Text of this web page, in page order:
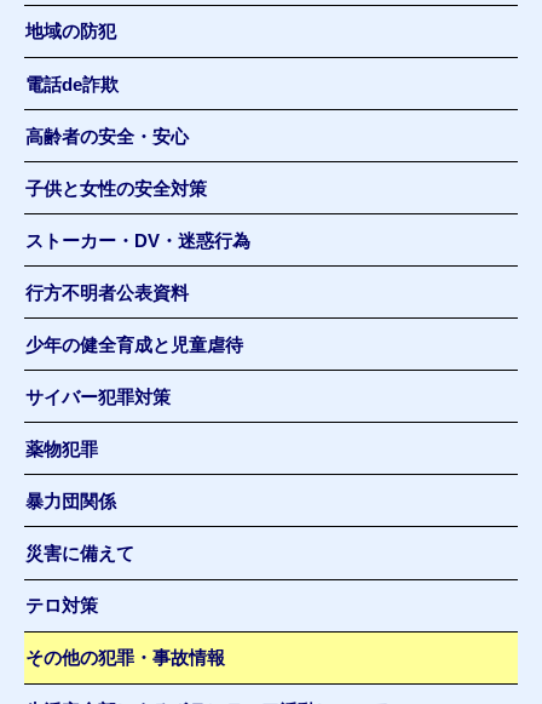
地域の防犯
電話de詐欺
高齢者の安全・安心
子供と女性の安全対策
ストーカー・DV・迷惑行為
行方不明者公表資料
少年の健全育成と児童虐待
サイバー犯罪対策
薬物犯罪
暴力団関係
災害に備えて
テロ対策
その他の犯罪・事故情報